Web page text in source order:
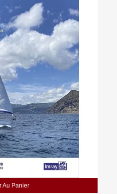
Au Panier